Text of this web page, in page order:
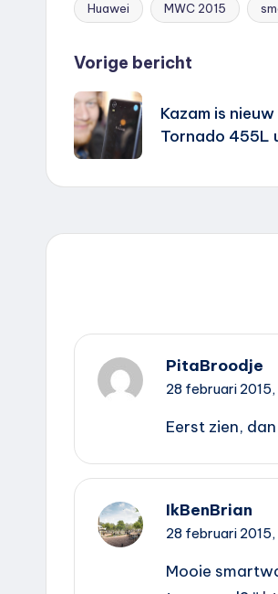
Tags:
Huawei MWC 2015
Bericht
navigatie
Vorige bericht
Kazam is
Tornado 455L
PitaBroodje
28 februari 2015,
Eerst zien,
IkBenBrian
28 februari 2015,
Mooie